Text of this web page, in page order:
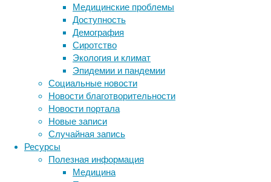
Медицинские проблемы
Доступность
Демография
Сиротство
Экология и климат
Эпидемии и пандемии
Социальные новости
Новости благотворительности
Новости портала
Новые записи
Случайная запись
Ресурсы
Полезная информация
Медицина
при
Университете
Кейо
Токио
утверждает,
что
обнаружила
два
важнейших
ключа
к
здоровому
долголетию.